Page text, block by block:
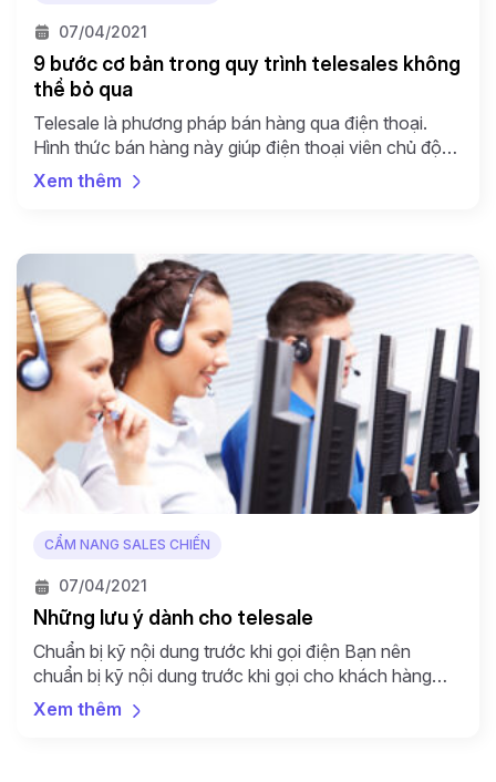
07/04/2021
9 bước cơ bản trong quy trình telesales không
thể bỏ qua
Telesale là phương pháp bán hàng qua điện thoại.
Hình thức bán hàng này giúp điện thoại viên chủ động
gọi ra cho khách hàng. Bằng cách sử dụng linh hoạt
một kịch bản gọi có sẵn, các thông tin về sản phẩm
Xem thêm
CẨM NANG SALES CHIẾN
07/04/2021
Những lưu ý dành cho telesale
Chuẩn bị kỹ nội dung trước khi gọi điện Bạn nên
chuẩn bị kỹ nội dung trước khi gọi cho khách hàng
bằng cách liệt kê danh sách những thông tin mà bạn
muốn truyền tải tới họ qua cuộc trò chuyện. Danh
Xem thêm